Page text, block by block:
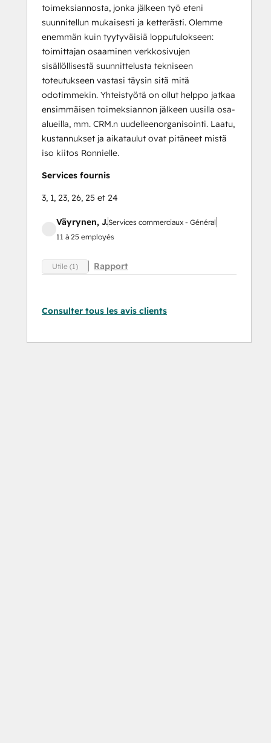
toimeksiannosta, jonka jälkeen työ eteni
suunnitellun mukaisesti ja ketterästi. Olemme
enemmän kuin tyytyväisiä lopputulokseen:
toimittajan osaaminen verkkosivujen
sisällöllisestä suunnittelusta tekniseen
toteutukseen vastasi täysin sitä mitä
odotimmekin. Yhteistyötä on ollut helppo jatkaa
ensimmäisen toimeksiannon jälkeen uusilla osa-
alueilla, mm. CRM.n uudelleenorganisointi. Laatu,
kustannukset ja aikataulut ovat pitäneet mistä
iso kiitos Ronnielle.
Services fournis
3, 1, 23, 26, 25 et 24
Väyrynen, J.Services commerciaux - Général
11 à 25 employés
Utile (1) Rapport
Consulter tous les avis clients